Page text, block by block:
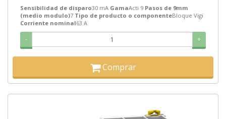
Sensibilidad de disparo30 mA GamaActi 9 Pasos de 9mm
(medio modulo)7 Tipo de producto o componenteBloque Vigi
Corriente nominal63 A
- +
Comprar